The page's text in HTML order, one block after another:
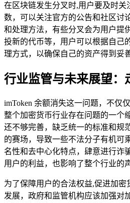
在区块链发生分叉时,用户要及时关
数，可以关注官方的公告和社区讨
和处理方法，有些分叉会为用户提
投新的代币等，用户可以根据自己
理方式，以确保自己的资产得到妥
行业监管与未来展望：
imToken 余额消失这一问题，不仅
整个加密货币行业存在问题的一个
还不够完善，缺乏统一的标准和规
的赛场，导致一些不法分子有机可
名性和去中心化特点，肆意进行诈
用户的利益，也影响了整个行业的
为了保障用户的合法权益,促进加密
发展，政府和监管机构应该加强对